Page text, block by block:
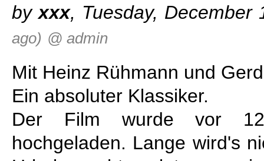
byxxx, Tuesday,
ago) @ admin
Mit Heinz Rühmann und
Ein absoluter Klassiker.
Der Film wurde vor
hochgeladen. Lange wird's